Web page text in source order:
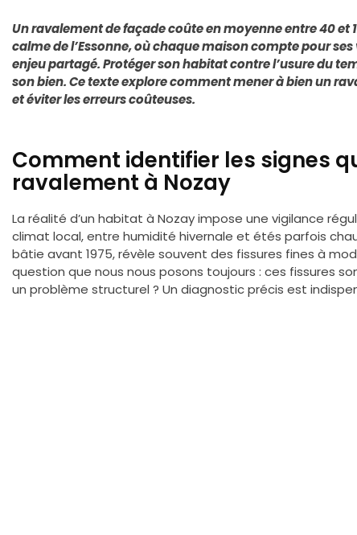
Un ravalement de façade coûte en moyenne entre 40 et
calme de l’Essonne, où chaque maison compte pour
enjeu partagé. Protéger son habitat contre l’usure du
son bien. Ce texte explore comment mener à bien un
et éviter les erreurs coûteuses.
Comment identifier les signes
ravalement à Nozay
La réalité d’un habitat à Nozay impose une vigilance
climat local, entre humidité hivernale et étés parfois
bâtie avant 1975, révèle souvent des fissures fines à
question que nous nous posons toujours : ces fissures
un problème structurel ? Un diagnostic précis est